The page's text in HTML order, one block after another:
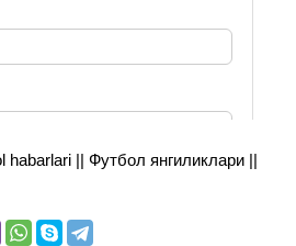
habarlari || Футбол янгиликлари ||